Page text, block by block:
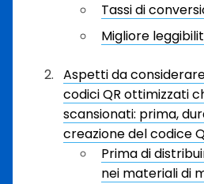
Tassi di
Migliore
Aspetti da
codici QR ottimizzati
scansionati: prima,
creazione del codice
Prima di
nei materiali di